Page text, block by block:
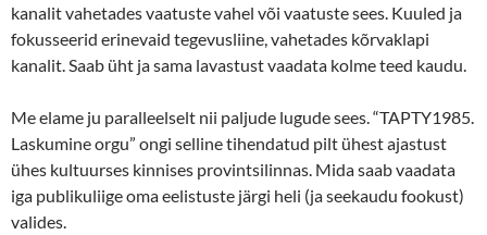
kanalit vahetades vaatuste vahel või vaatuste sees. Kuuled ja
fokusseerid erinevaid tegevusliine, vahetades kõrvaklapi
kanalit. Saab üht ja sama lavastust vaadata kolme teed kaudu.
Me elame ju paralleelselt nii paljude lugude sees. “TAPTY1985.
Laskumine orgu” ongi selline tihendatud pilt ühest ajastust
ühes kultuurses kinnises provintsilinnas. Mida saab vaadata
iga publikuliige oma eelistuste järgi heli (ja seekaudu fookust)
valides.